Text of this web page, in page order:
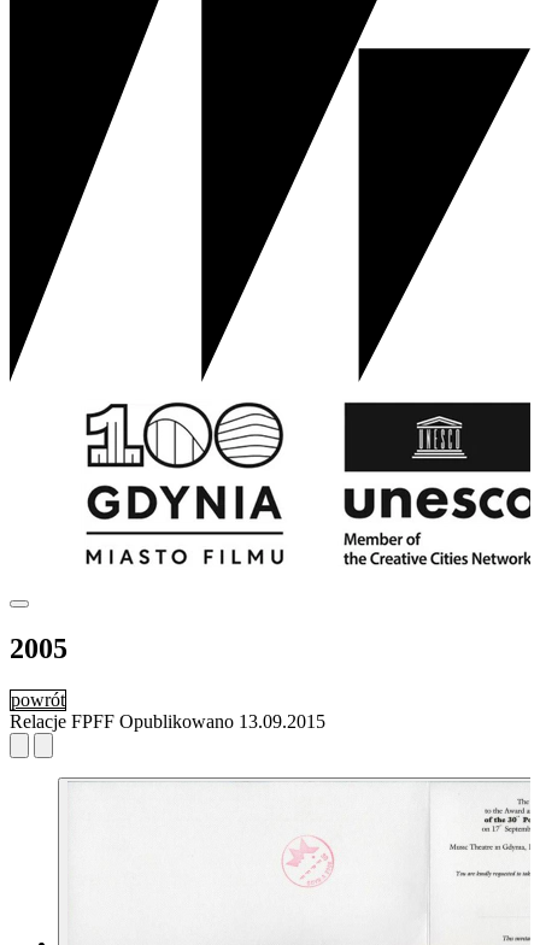
2005
powrót
Relacje FPFF Opublikowano 13.09.2015